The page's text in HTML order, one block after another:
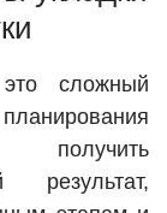
сложный
результат,